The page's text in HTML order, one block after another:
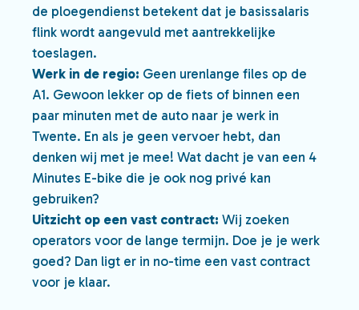
de ploegendienst betekent dat je basissalaris
flink wordt aangevuld met aantrekkelijke
toeslagen.
Werk in de regio: Geen urenlange files op de
A1. Gewoon lekker op de fiets of binnen een
paar minuten met de auto naar je werk in
Twente. En als je geen vervoer hebt, dan
denken wij met je mee! Wat dacht je van een 4
Minutes E-bike die je ook nog privé kan
gebruiken?
Uitzicht op een vast contract: Wij zoeken
operators voor de lange termijn. Doe je je werk
goed? Dan ligt er in no-time een vast contract
voor je klaar.